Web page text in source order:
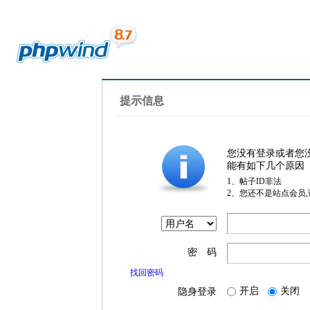
提示信息
您没有登录或者您
能有如下几个原因
1、帖子ID非法
2、您还不是站点会员
密 码
找回密码
隐身登录 开启 关闭